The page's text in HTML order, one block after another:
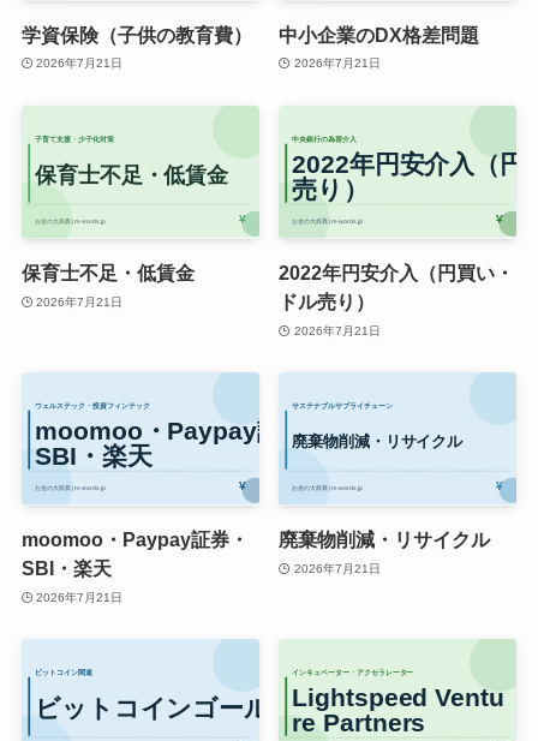
学資保険（子供の教育費）
2026年7月21日
中小企業のDX格差問題
2026年7月21日
保育士不足・低賃金
2026年7月21日
2022年円安介入（円買い・
ドル売り）
2026年7月21日
moomoo・Paypay証券・
SBI・楽天
2026年7月21日
廃棄物削減・リサイクル
2026年7月21日